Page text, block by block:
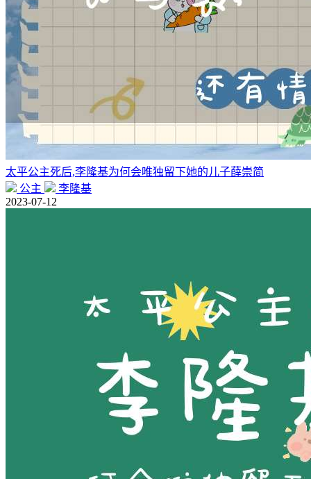
太平公主死后,李隆基为何会唯独留下她的儿子薛崇简
公主
李隆基
2023-07-12